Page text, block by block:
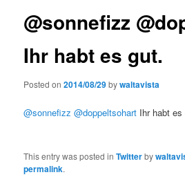
@sonnefizz
Ihr habt es gut.
Posted on2014/08/29bywaltavista
@sonnefizz @doppeltsohart Ihr habt es
This entry was posted inTwitterby
permalink.